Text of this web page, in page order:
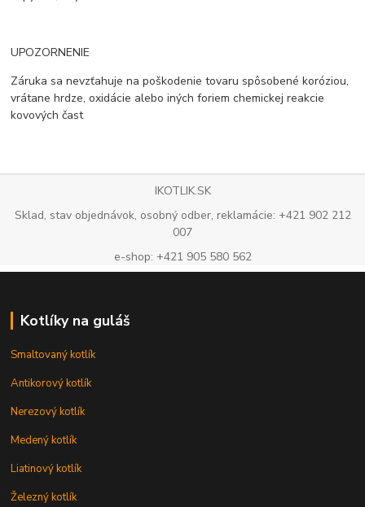
UPOZORNENIE
Záruka sa nevzťahuje na poškodenie tovaru spôsobené koróziou,
vrátane hrdze, oxidácie alebo iných foriem chemickej reakcie
kovových čast
IKOTLIK.SK
Sklad, stav objednávok, osobný odber, reklamácie: +421 902 212
007
e-shop: +421 905 580 562
Kotlíky na guláš
Smaltovaný kotlík
Antikorový kotlík
Nerezový kotlík
Medený kotlík
Liatinový kotlík
Železný kotlík